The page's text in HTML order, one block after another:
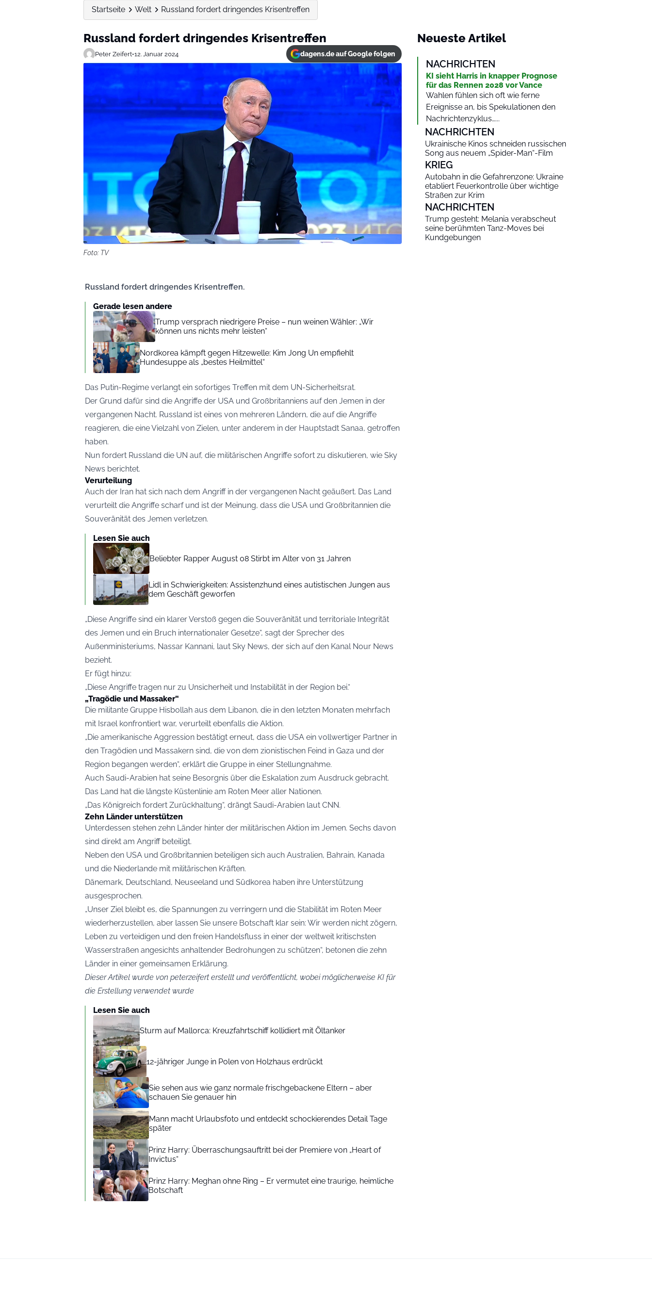
Startseite Welt Russland fordert dringendes Krisentreffen
Russland fordert dringendes Krisentreffen
Peter Zeifert•12. Januar 2024 dagens.de auf Google folgen
Foto: TV
Russland fordert dringendes Krisentreffen.
Gerade lesen andere
Trump versprach niedrigere Preise – nun weinen Wähler: „Wir
können uns nichts mehr leisten“
Nordkorea kämpft gegen Hitzewelle: Kim Jong Un empfiehlt
Hundesuppe als „bestes Heilmittel“
Das Putin-Regime verlangt ein sofortiges Treffen mit dem UN-Sicherheitsrat.
Der Grund dafür sind die Angriffe der USA und Großbritanniens auf den Jemen in der
vergangenen Nacht. Russland ist eines von mehreren Ländern, die auf die Angriffe
reagieren, die eine Vielzahl von Zielen, unter anderem in der Hauptstadt Sanaa, getroffen
haben.
Nun fordert Russland die UN auf, die militärischen Angriffe sofort zu diskutieren, wie Sky
News berichtet.
Verurteilung
Auch der Iran hat sich nach dem Angriff in der vergangenen Nacht geäußert. Das Land
verurteilt die Angriffe scharf und ist der Meinung, dass die USA und Großbritannien die
Souveränität des Jemen verletzen.
Lesen Sie auch
Beliebter Rapper August 08 Stirbt im Alter von 31 Jahren
Lidl in Schwierigkeiten: Assistenzhund eines autistischen Jungen aus
dem Geschäft geworfen
„Diese Angriffe sind ein klarer Verstoß gegen die Souveränität und territoriale Integrität
des Jemen und ein Bruch internationaler Gesetze“, sagt der Sprecher des
Außenministeriums, Nassar Kannani, laut Sky News, der sich auf den Kanal Nour News
bezieht.
Er fügt hinzu:
„Diese Angriffe tragen nur zu Unsicherheit und Instabilität in der Region bei.“
„Tragödie und Massaker“
Die militante Gruppe Hisbollah aus dem Libanon, die in den letzten Monaten mehrfach
mit Israel konfrontiert war, verurteilt ebenfalls die Aktion.
„Die amerikanische Aggression bestätigt erneut, dass die USA ein vollwertiger Partner in
den Tragödien und Massakern sind, die von dem zionistischen Feind in Gaza und der
Region begangen werden“, erklärt die Gruppe in einer Stellungnahme.
Auch Saudi-Arabien hat seine Besorgnis über die Eskalation zum Ausdruck gebracht.
Das Land hat die längste Küstenlinie am Roten Meer aller Nationen.
„Das Königreich fordert Zurückhaltung“, drängt Saudi-Arabien laut CNN.
Zehn Länder unterstützen
Unterdessen stehen zehn Länder hinter der militärischen Aktion im Jemen. Sechs davon
sind direkt am Angriff beteiligt.
Neben den USA und Großbritannien beteiligen sich auch Australien, Bahrain, Kanada
und die Niederlande mit militärischen Kräften.
Dänemark, Deutschland, Neuseeland und Südkorea haben ihre Unterstützung
ausgesprochen.
„Unser Ziel bleibt es, die Spannungen zu verringern und die Stabilität im Roten Meer
wiederherzustellen, aber lassen Sie unsere Botschaft klar sein: Wir werden nicht zögern,
Leben zu verteidigen und den freien Handelsfluss in einer der weltweit kritischsten
Wasserstraßen angesichts anhaltender Bedrohungen zu schützen“, betonen die zehn
Länder in einer gemeinsamen Erklärung.
Dieser Artikel wurde von peterzeifert erstellt und veröffentlicht, wobei möglicherweise KI für
die Erstellung verwendet wurde
Lesen Sie auch
Sturm auf Mallorca: Kreuzfahrtschiff kollidiert mit Öltanker
12-jähriger Junge in Polen von Holzhaus erdrückt
Sie sehen aus wie ganz normale frischgebackene Eltern – aber
schauen Sie genauer hin
Mann macht Urlaubsfoto und entdeckt schockierendes Detail Tage
später
Prinz Harry: Überraschungsauftritt bei der Premiere von „Heart of
Invictus“
Prinz Harry: Meghan ohne Ring – Er vermutet eine traurige, heimliche
Botschaft
Neueste Artikel
NACHRICHTEN
KI sieht Harris in knapper Prognose
für das Rennen 2028 vor Vance
Wahlen fühlen sich oft wie ferne
Ereignisse an, bis Spekulationen den
Nachrichtenzyklus…...
NACHRICHTEN
Ukrainische Kinos schneiden russischen
Song aus neuem „Spider-Man“-Film
KRIEG
Autobahn in die Gefahrenzone: Ukraine
etabliert Feuerkontrolle über wichtige
Straßen zur Krim
NACHRICHTEN
Trump gesteht: Melania verabscheut
seine berühmten Tanz-Moves bei
Kundgebungen